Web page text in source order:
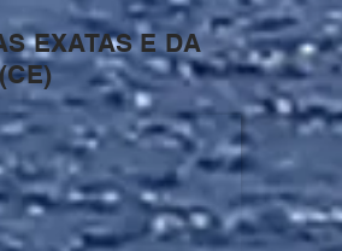
EXATAS E DA